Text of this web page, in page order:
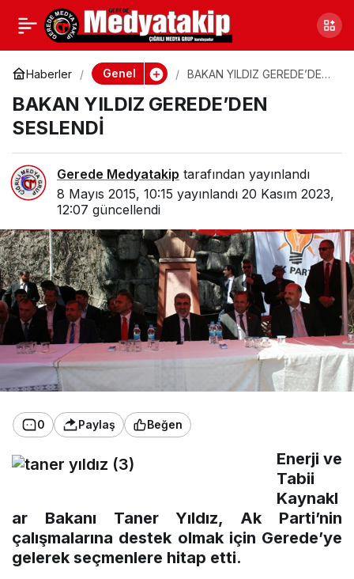
Haberler Genel
BAKAN YILDIZ GEREDE’DEN
BAKAN YILDIZ GEREDE’DEN
SESLENDİ
Gerede Medyatakip tarafından yayınlandı
8 Mayıs 2015, 10:15 yayınlandı 20 Kasım 2023,
12:07 güncellendi
0 Paylaş Beğen
Enerji ve
Tabii
Kaynakl
ar Bakanı Taner Yıldız, Ak Parti’nin
çalışmalarına destek olmak için Gerede’ye
gelerek seçmenlere hitap etti.
TARIM YATIRIMLARIN
DESTEKLENMESİ
Paylaş